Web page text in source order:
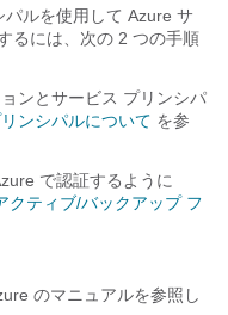
パルを使用して Azure サ
るには、次の 2 つの手順
ンとサービス プリンシパ
ンシパルについて を参
で認証するように
クティブ/バックアップ フ
のマニュアルを参照し